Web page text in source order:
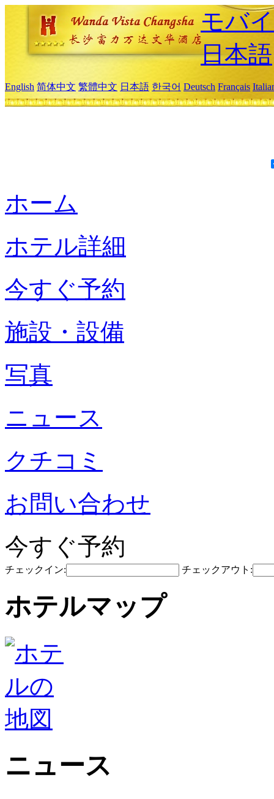
モバ
日本語
English 简体中文 繁體中文 日本語 한국어 Deutsch Français
ホーム
ホテル詳細
今すぐ予約
施設・設備
写真
ニュース
クチコミ
お問い合わせ
今すぐ予約
チェックイン: チェックアウト:
ホテルマップ
ニュース